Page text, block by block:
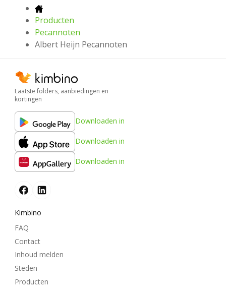
Producten
Pecannoten
Albert Heijn Pecannoten
Laatste folders, aanbiedingen en
kortingen
Downloaden in
Downloaden in
Downloaden in
Kimbino
FAQ
Contact
Inhoud melden
Steden
Producten